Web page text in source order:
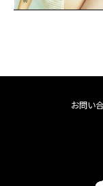
お問い